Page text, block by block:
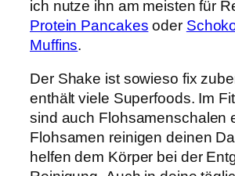
ich nutze ihn am meisten für
Protein Pancakes oder
Muffins.
Der Shake ist sowieso fix
enthält viele Superfoods. Im
sind auch Flohsamenschalen
Flohsamen reinigen deinen
helfen dem Körper bei der